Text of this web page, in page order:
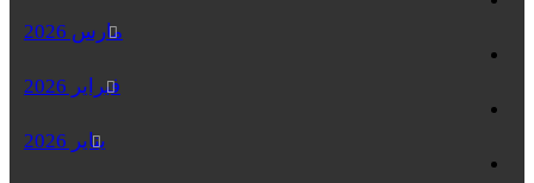
مارس 2026
فبراير 2026
يناير 2026